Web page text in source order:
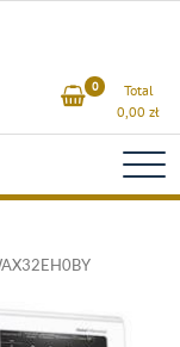
0
Total
0,00 zł